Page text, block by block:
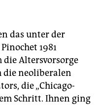
das unter der
1981
die Altersvorsorge
die neoliberalen
die „Chicago-
Schritt. Ihnen ging